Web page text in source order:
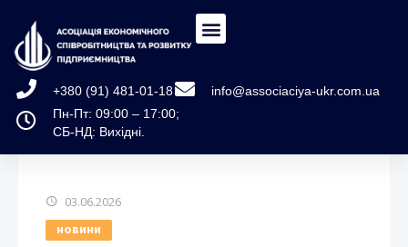
+380 (91) 481-01-18
info@associaciya-ukr.com.ua
Пн-Пт: 09:00 – 17:00;
СБ-НД: Вихідні.
03.06.2026
НОВИНИ